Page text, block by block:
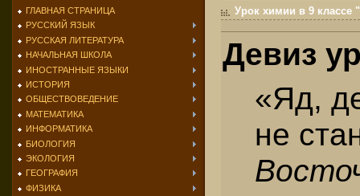
ГЛАВНАЯ СТРАНИЦА
РУССКИЙ ЯЗЫК
РУССКАЯ ЛИТЕРАТУРА
НАЧАЛЬНАЯ ШКОЛА
ИНОСТРАННЫЕ ЯЗЫКИ
ИСТОРИЯ
ОБЩЕСТВОВЕДЕНИЕ
МАТЕМАТИКА
ИНФОРМАТИКА
БИОЛОГИЯ
ЭКОЛОГИЯ
ГЕОГРАФИЯ
ФИЗИКА
Урок химии в 9
Девиз
«Яд,
не